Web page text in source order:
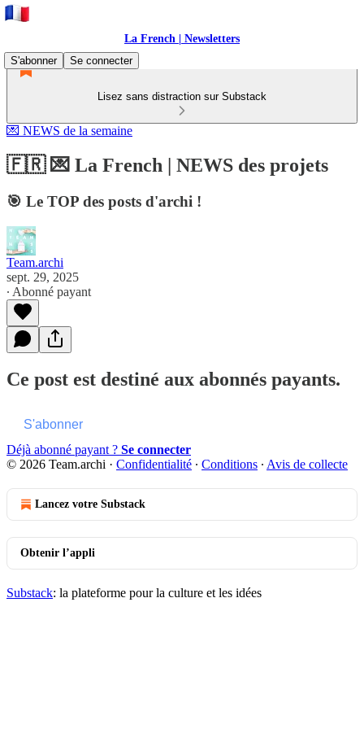
La French | Newsletters
S'abonner
Se connecter
Lisez sans distraction sur Substack
💌 NEWS de la semaine
🇫🇷 💌 La French | NEWS des projets
🎯 Le TOP des posts d'archi !
Team.archi
sept. 29, 2025
∙ Abonné payant
Ce post est destiné aux abonnés payants.
S'abonner
Déjà abonné payant ? Se connecter
© 2026 Team.archi · Confidentialité ∙ Conditions ∙ Avis de collecte
Lancez votre Substack
Obtenir l’appli
Substack: la plateforme pour la culture et les idées